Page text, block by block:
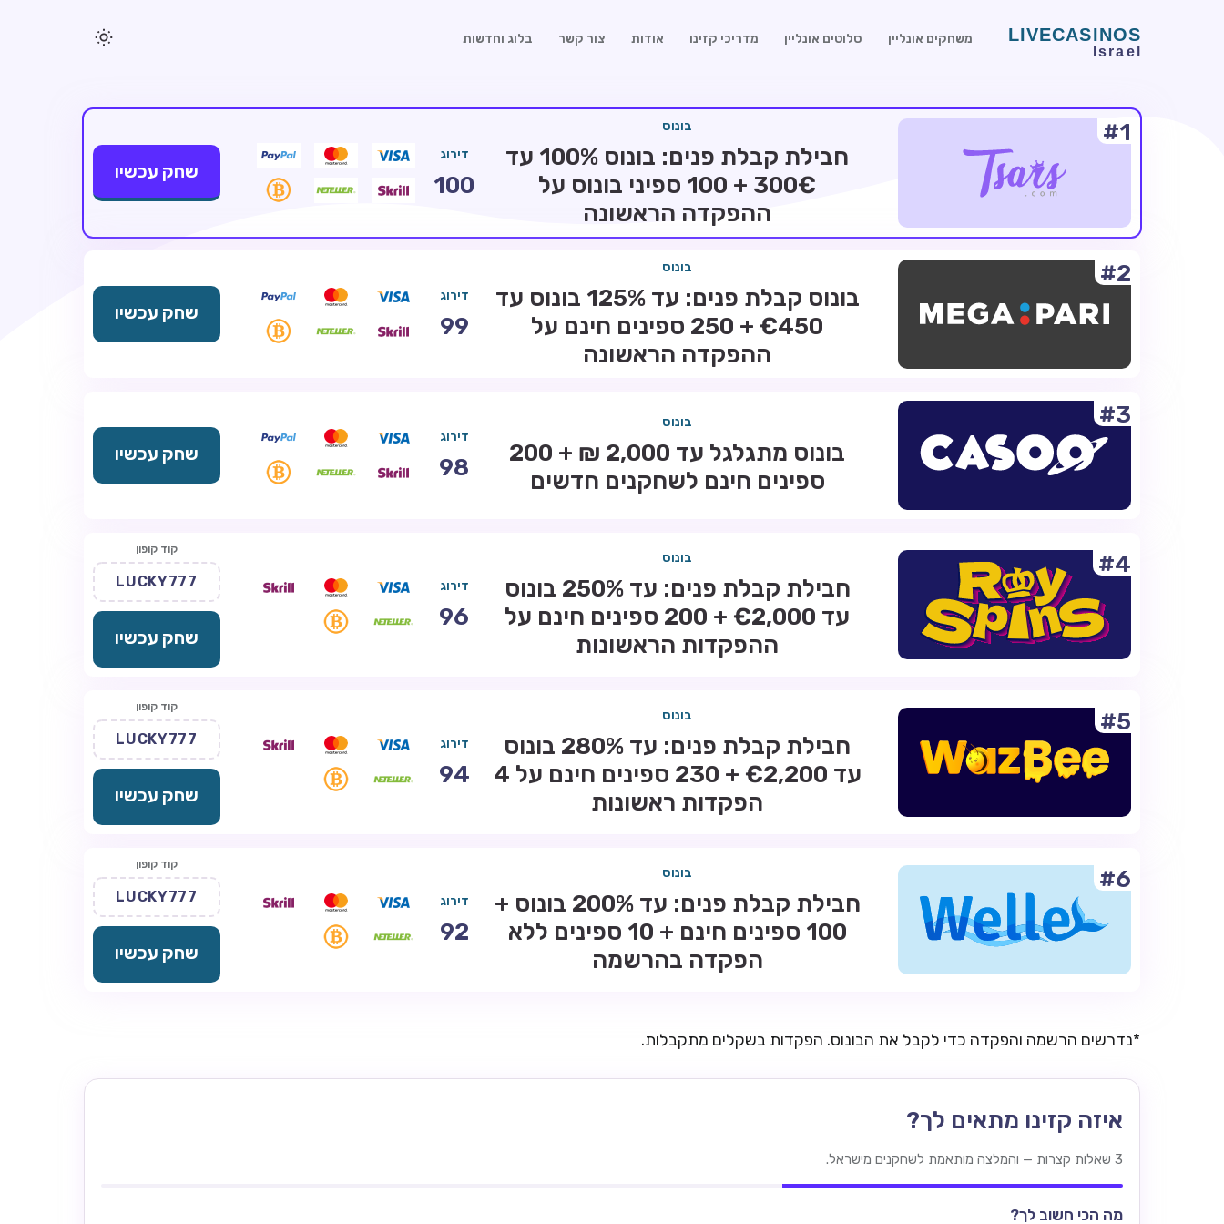
משחקים אונליין סלוטים אונליין מדריכי קזינו אודות צור קשר בלוג וחדשות
#1 בונוס
חבילת קבלת פנים: בונוס 100% עד
300€ + 100 ספיני בונוס על
ההפקדה הראשונה
דירוג
100
שחק עכשיו
#2 בונוס
בונוס קבלת פנים: עד 125% בונוס עד
€450 + 250 ספינים חינם על
ההפקדה הראשונה
דירוג
99
שחק עכשיו
#3 בונוס
בונוס מתגלגל עד 2,000 ₪ + 200
ספינים חינם לשחקנים חדשים
דירוג
98
שחק עכשיו
#4 בונוס
חבילת קבלת פנים: עד 250% בונוס
עד €2,000 + 200 ספינים חינם על
ההפקדות הראשונות
דירוג
96
קוד קופון
LUCKY777
שחק עכשיו
#5 בונוס
חבילת קבלת פנים: עד 280% בונוס
עד €2,200 + 230 ספינים חינם על 4
הפקדות ראשונות
דירוג
94
קוד קופון
LUCKY777
שחק עכשיו
#6 בונוס
חבילת קבלת פנים: עד 200% בונוס +
100 ספינים חינם + 10 ספינים ללא
הפקדה בהרשמה
דירוג
92
קוד קופון
LUCKY777
שחק עכשיו
*נדרשים הרשמה והפקדה כדי לקבל את הבונוס. הפקדות בשקלים מתקבלות.
איזה קזינו מתאים לך?
3 שאלות קצרות — והמלצה מותאמת לשחקנים מישראל.
מה הכי חשוב לך?